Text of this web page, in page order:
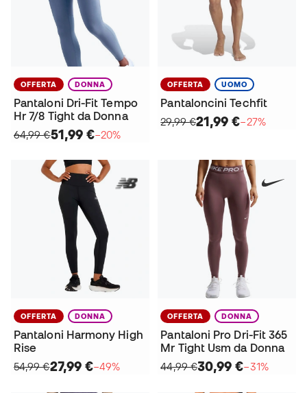
OFFERTA DONNA
Pantaloni Dri-Fit Tempo
Hr 7/8 Tight da Donna
64,99 €51,99 €−20%
OFFERTA UOMO
Pantaloncini Techfit
29,99 €21,99 €−27%
OFFERTA DONNA
Pantaloni Harmony High
Rise
54,99 €27,99 €−49%
OFFERTA DONNA
Pantaloni Pro Dri-Fit 365
Mr Tight Usm da Donna
44,99 €30,99 €−31%